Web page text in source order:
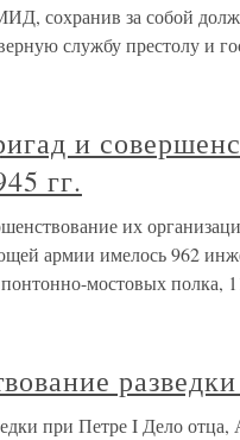
сохранив за собой
службу престолу и
и
гг.
их
армии имелось 962
мостовых полка,
при Петре I Дело